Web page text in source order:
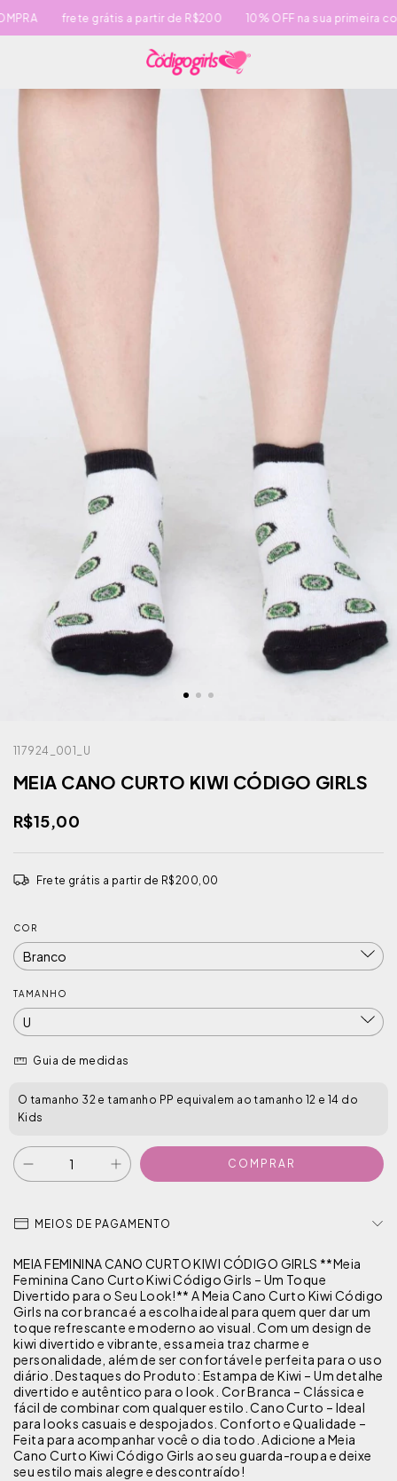
frete grátis a partir de R$200 10% OFF na sua primeira
117924_001_U
MEIA CANO CURTO KIWI CÓDIGO GIRLS
R$15,00
Frete grátis a partir de R$200,00
COR
TAMANHO
Guia de medidas
O tamanho 32 e tamanho PP equivalem ao tamanho 12 e 14 do
Kids
MEIOS DE PAGAMENTO
MEIA FEMININA CANO CURTO KIWI CÓDIGO GIRLS **Meia
Feminina Cano Curto Kiwi Código Girls – Um Toque
Divertido para o Seu Look!** A Meia Cano Curto Kiwi Código
Girls na cor branca é a escolha ideal para quem quer dar um
toque refrescante e moderno ao visual. Com um design de
kiwi divertido e vibrante, essa meia traz charme e
personalidade, além de ser confortável e perfeita para o uso
diário. Destaques do Produto: Estampa de Kiwi – Um detalhe
divertido e autêntico para o look. Cor Branca – Clássica e
fácil de combinar com qualquer estilo. Cano Curto – Ideal
para looks casuais e despojados. Conforto e Qualidade –
Feita para acompanhar você o dia todo. Adicione a Meia
Cano Curto Kiwi Código Girls ao seu guarda-roupa e deixe
seu estilo mais alegre e descontraído!